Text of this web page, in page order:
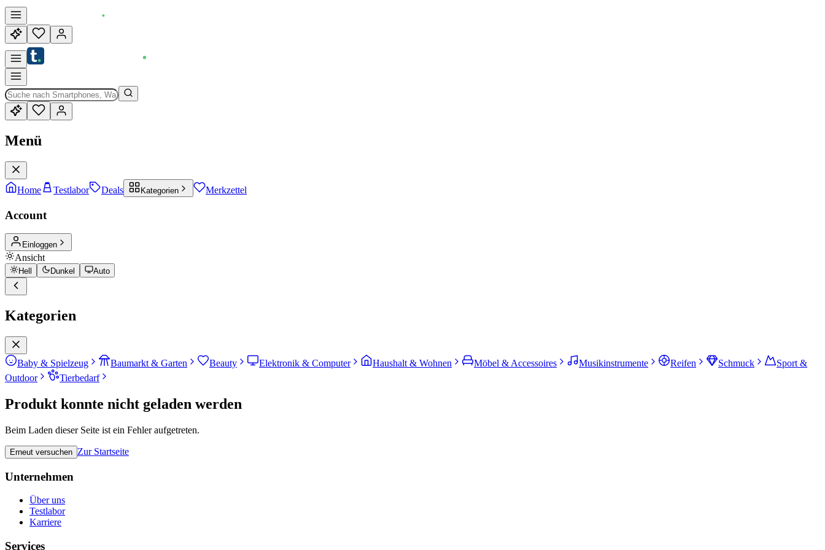
Menü
Home Testlabor Deals Kategorien Merkzettel
Account
Einloggen
Ansicht
Hell Dunkel Auto
Kategorien
Baby & Spielzeug Baumarkt & Garten Beauty Elektronik & Computer Haushalt & Wohnen Möbel & Accessoires Musikinstrumente Reifen Schmuck
Sport &
Outdoor
Tierbedarf
Produkt konnte nicht geladen werden
Beim Laden dieser Seite ist ein Fehler aufgetreten.
Erneut versuchen Zur Startseite
Unternehmen
Über uns
Testlabor
Karriere
Services